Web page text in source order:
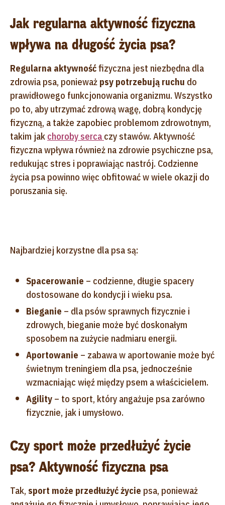
Jak regularna aktywność fizyczna
wpływa na długość życia psa?
Regularna aktywnośćfizyczna jest niezbędna dla
zdrowia psa, ponieważ psy potrzebują ruchu do
prawidłowego funkcjonowania organizmu. Wszystko
po to, aby utrzymać zdrową wagę, dobrą kondycję
fizyczną, a także zapobiec problemom zdrowotnym,
takim jak choroby serca czy stawów. Aktywność
fizyczna wpływa również na zdrowie psychiczne psa,
redukując stres i poprawiając nastrój. Codzienne
życia psa powinno więc obfitować w wiele okazji do
poruszania się.
Najbardziej korzystne dla psa są:
Spacerowanie – codzienne, długie spacery
dostosowane do kondycji i wieku psa.
Bieganie – dla psów sprawnych fizycznie i
zdrowych, bieganie może być doskonałym
sposobem na zużycie nadmiaru energii.
Aportowanie – zabawa w aportowanie może być
świetnym treningiem dla psa, jednocześnie
wzmacniając więź między psem a właścicielem.
Agility – to sport, który angażuje psa zarówno
fizycznie, jak i umysłowo.
Czy sport może przedłużyć życie
psa? Aktywność fizyczna psa
Tak, sport może przedłużyć życie psa, ponieważ